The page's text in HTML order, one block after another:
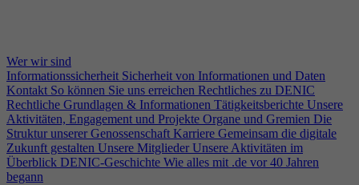
Wer wir sind
Informationssicherheit Sicherheit von Informationen und Daten
Kontakt So können Sie uns erreichen Rechtliches zu DENIC
Rechtliche Grundlagen & Informationen Tätigkeitsberichte Unsere
Aktivitäten, Engagement und Projekte Organe und Gremien Die
Struktur unserer Genossenschaft Karriere Gemeinsam die digitale
Zukunft gestalten Unsere Mitglieder Unsere Aktivitäten im
Überblick DENIC-Geschichte Wie alles mit .de vor 40 Jahren
begann